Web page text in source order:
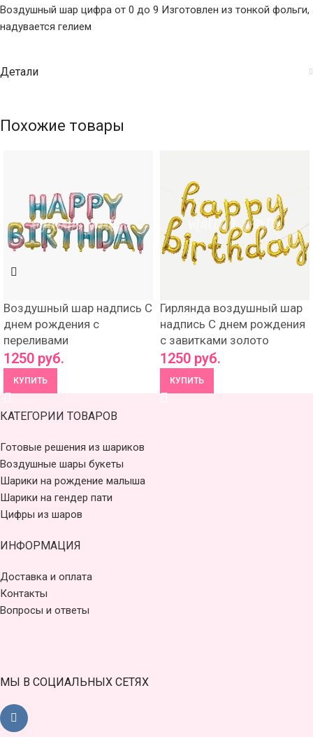
Воздушный шар цифра от 0 до 9 Изготовлен из тонкой фольги,
надувается гелием
Детали
Похожие товары
Воздушный шар надпись С
днем рождения с
переливами
1250 руб.
КУПИТЬ
Гирлянда воздушный шар
надпись С днем рождения
с завитками золото
1250 руб.
КУПИТЬ
КАТЕГОРИИ ТОВАРОВ
Готовые решения из шариков
Воздушные шары букеты
Шарики на рождение малыша
Шарики на гендер пати
Цифры из шаров
ИНФОРМАЦИЯ
Доставка и оплата
Контакты
Вопросы и ответы
МЫ В СОЦИАЛЬНЫХ СЕТЯХ